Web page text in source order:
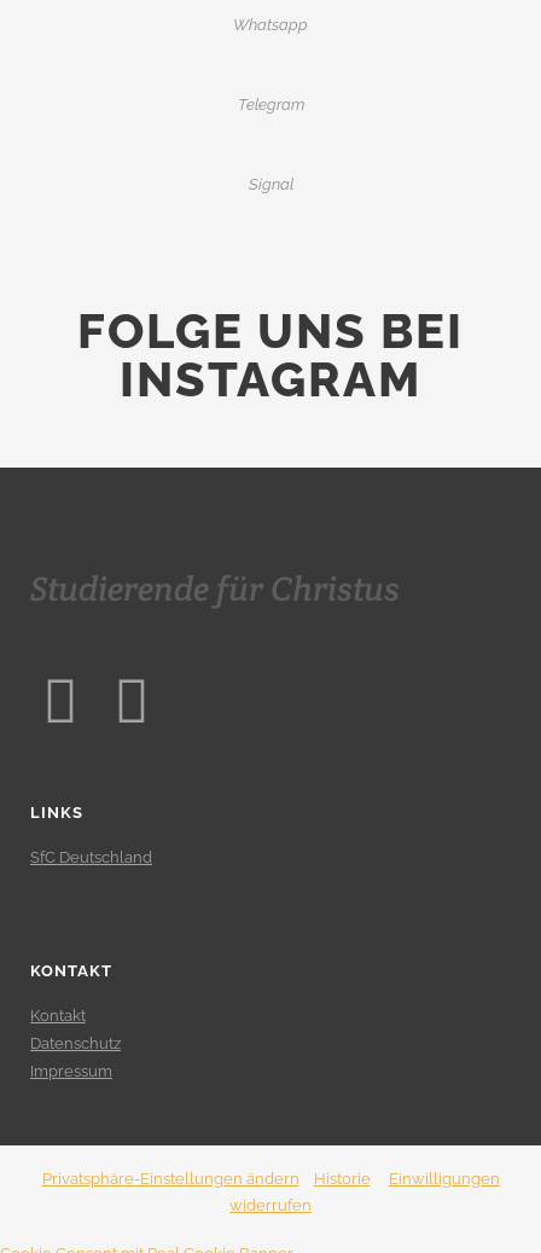
Whatsapp
Telegram
Signal
FOLGE UNS BEI
INSTAGRAM
Studierende für Christus
LINKS
SfC Deutschland
KONTAKT
Kontakt
Datenschutz
Impressum
Privatsphäre-Einstellungen ändern Historie
Einwilligungen
widerrufen